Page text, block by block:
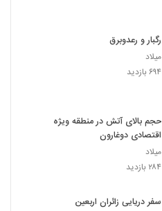
رگبار و رعدوبرق
میلاد
۶۹۴ بازدید
حجم بالای آتش در منطقه ویژه
اقتصادی دوغارون
میلاد
۲۸۴ بازدید
سفر دریایی زائران اربعین